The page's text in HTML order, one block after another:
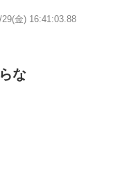
金) 16:41:03.88
な